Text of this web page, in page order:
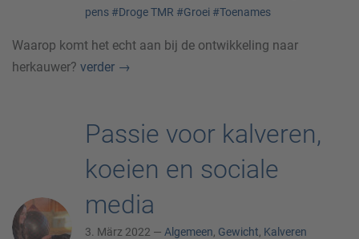
pens #Droge TMR #Groei #Toenames
Waarop komt het echt aan bij de ontwikkeling naar
herkauwer? verder →
Passie voor kalveren,
koeien en sociale
media
3. März 2022 — Algemeen, Gewicht, Kalveren